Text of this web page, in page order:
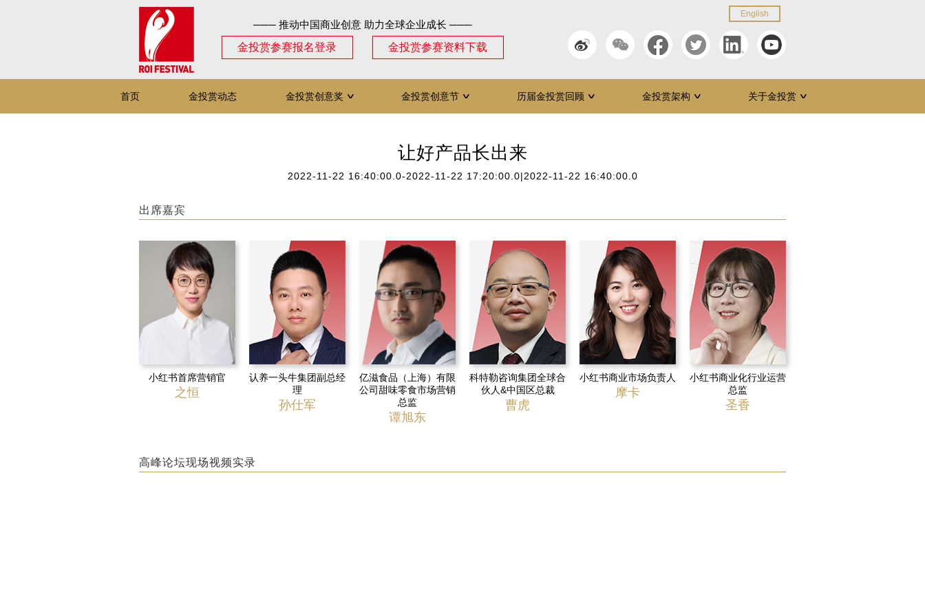
─── 推动中国商业创意 助力全球企业成长 ───
金投赏参赛报名登录
金投赏参赛资料下载
English
首页 金投赏动态 金投赏创意奖 ∨ 金投赏创意节 ∨ 历届金投赏回顾 ∨ 金投赏架构 ∨ 关于金投赏 ∨
让好产品长出来
2022-11-22 16:40:00.0-2022-11-22 17:20:00.0|2022-11-22 16:40:00.0
出席嘉宾
小红书首席营销官
之恒
认养一头牛集团副总经
理
孙仕军
亿滋食品（上海）有限
公司甜味零食市场营销
总监
谭旭东
科特勒咨询集团全球合
伙人&中国区总裁
曹虎
小红书商业市场负责人
摩卡
小红书商业化行业运营
总监
圣香
高峰论坛现场视频实录